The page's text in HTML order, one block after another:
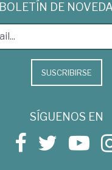
BOLETÍN DE
SUSCRIBIRSE
SÍGUENOS EN